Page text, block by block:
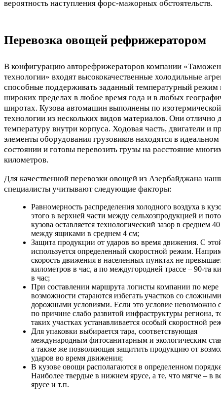
вероятность наступления форс-мажорных обстоятельств.
Перевозка овощей рефрижератором
В конфигурацию авторефрижераторов компании
технологии» входят высококачественные холодильные
способные поддерживать заданный температурный режим
широких пределах в любое время года и в любых
широтах. Кузова автомашин выполнены по изотермической
технологии из нескольких видов материалов. Они отлично
температуру внутри корпуса. Ходовая часть, двигатели и
элементы оборудования грузовиков находятся в идеальном
состоянии и готовы перевозить грузы на расстояние
километров.
Для качественной перевозки овощей из Азербайджана
специалисты учитывают следующие факторы:
Равномерность распределения холодного воздуха в
этого в верхней части между сельхозпродукцией и
кузова оставляется технологический зазор в среднем
между ящиками в среднем 4 см;
Защита продукции от ударов во время движения. С
используется определенный скоростной режим.
скорость движения в населенных пунктах не
километров в час, а по междугородней трассе – 90-та
в час;
При составлении маршрута логисты компании по мере
возможности стараются избегать участков со сложными
дорожными условиями. Если это условие невозможно
по причине слабо развитой инфраструктуры региона,
таких участках устанавливается особый скоростной
Для упаковки выбирается тара, соответствующая
международным фитосанитарным и экологическим
а также же позволяющая защитить продукцию от
ударов во время движения;
В кузове овощи располагаются в определенном
Наиболее твердые в нижнем ярусе, а те, что мягче – в
ярусе и т.п.